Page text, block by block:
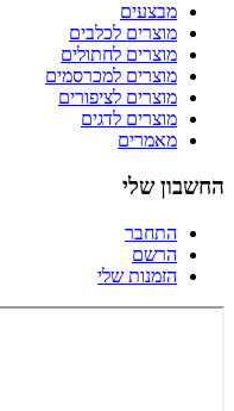
מבצעים
מוצרים לכלבים
מוצרים לחתולים
מוצרים למכרסמים
מוצרים לציפורים
מוצרים לדגים
מאמרים
החשבון שלי
התחבר
הרשם
הזמנות שלי